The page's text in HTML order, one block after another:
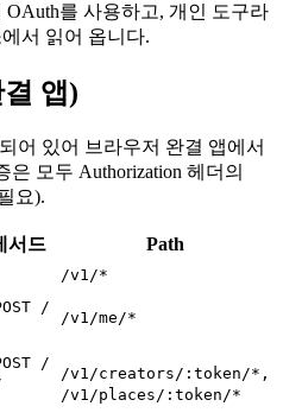
를 사용하고, 개인 도구라
서 읽어 옵니다.
앱)
어 있어 브라우저 완결 앱에서
모두 Authorization 헤더의
요).
서드
Path
/v1/*
/
/v1/me/*
/
/v1/creators/:token/*,
/v1/places/:token/*